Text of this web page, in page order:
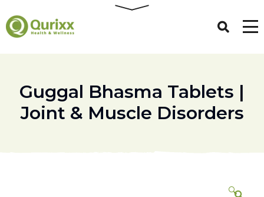
Guggal Bhasma Tablets |
Joint & Muscle Disorders
🔍